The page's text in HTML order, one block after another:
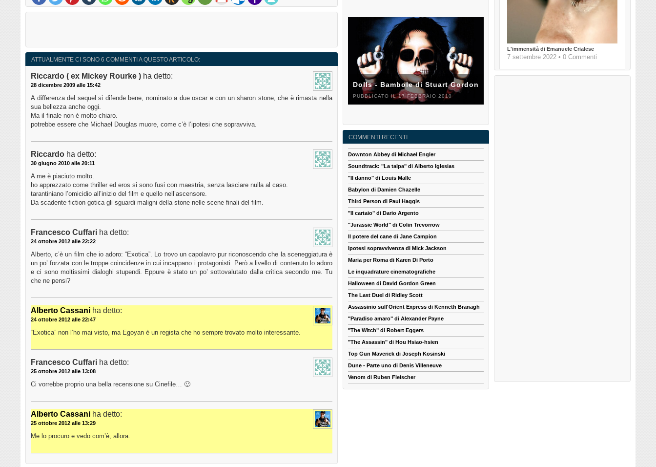
ATTUALMENTE CI SONO 6 COMMENTI A QUESTO ARTICOLO:
Riccardo ( ex Mickey Rourke ) ha detto:
28 dicembre 2009 alle 15:42
A differenza del sequel si difende bene, nominato a due oscar e con un sharon stone, che è rimasta nella
sua bellezza anche oggi.
Ma il finale non è molto chiaro.
potrebbe essere che Michael Douglas muore, come c’è l’ipotesi che sopravviva.
Riccardo ha detto:
30 giugno 2010 alle 20:11
A me è piaciuto molto.
ho apprezzato come thriller ed eros si sono fusi con maestria, senza lasciare nulla al caso.
tarantiniano l’omicidio all’inizio del film e quello nell’ascensore.
Da scadente fiction gotica gli sguardi maligni della stone nelle scene finali del film.
Francesco Cuffari ha detto:
24 ottobre 2012 alle 22:22
Alberto, c’è un film che io adoro: “Exotica”. Lo trovo un capolavro pur riconoscendo che la sceneggiatura è
un po’ forzata con le troppe coincidenze in cui incappano i protagonisti. Però a livello di contenuto lo adoro
e ci sono moltissimi dialoghi stupendi. Eppure è stato un po’ sottovalutato dalla critica secondo me. Tu
che ne pensi?
Alberto Cassani ha detto:
24 ottobre 2012 alle 22:47
“Exotica” non l’ho mai visto, ma Egoyan è un regista che ho sempre trovato molto interessante.
Francesco Cuffari ha detto:
25 ottobre 2012 alle 13:08
Ci vorrebbe proprio una bella recensione su Cinefile… 🙂
Alberto Cassani ha detto:
25 ottobre 2012 alle 13:29
Me lo procuro e vedo com’è, allora.
L'immensità di Emanuele Crialese
7 settembre 2022 • 0 Commenti
Dolls - Bambole di Stuart Gordon
PUBBLICATO IL 17 FEBBRAIO 2010
COMMENTI RECENTI
Downton Abbey di Michael Engler
Soundtrack: "La talpa" di Alberto Iglesias
"Il danno" di Louis Malle
Babylon di Damien Chazelle
Third Person di Paul Haggis
"Il cartaio" di Dario Argento
"Jurassic World" di Colin Trevorrow
Il potere del cane di Jane Campion
Ipotesi sopravvivenza di Mick Jackson
Maria per Roma di Karen Di Porto
Le inquadrature cinematografiche
Halloween di David Gordon Green
The Last Duel di Ridley Scott
Assassinio sull'Orient Express di Kenneth Branagh
"Paradiso amaro" di Alexander Payne
"The Witch" di Robert Eggers
"The Assassin" di Hou Hsiao-hsien
Top Gun Maverick di Joseph Kosinski
Dune - Parte uno di Denis Villeneuve
Venom di Ruben Fleischer